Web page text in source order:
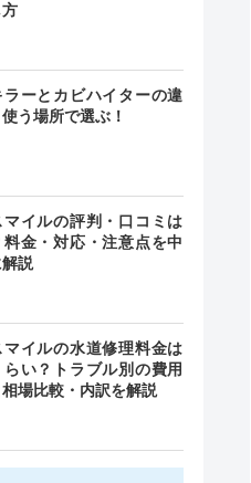
ラーとカビハイターの違
う場所で選ぶ！
マイルの評判・口コミは
料金・対応・注意点を中
説
マイルの水道修理料金は
らい？トラブル別の費用
相場比較・内訳を解説